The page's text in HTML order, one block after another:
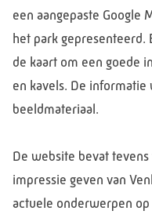
een aangepaste Google
het park gepresenteerd.
de kaart om een goede
en kavels. De
beeldmateriaal.
De website bevat tevens
impressie geven van
actuele onderwerpen